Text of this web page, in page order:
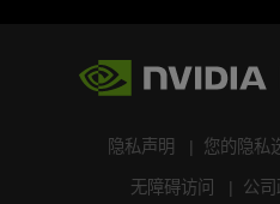
隐私声明 您的隐私
无障碍访问 公司